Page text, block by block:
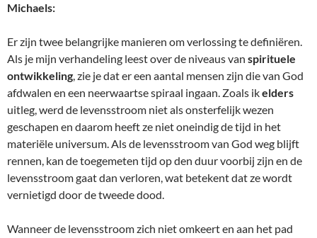
Michaels:
Er zijn twee belangrijke manieren om verlossing te definiëren.
Als je mijn verhandeling leest over de niveaus van spirituele
ontwikkeling, zie je dat er een aantal mensen zijn die van God
afdwalen en een neerwaartse spiraal ingaan. Zoals ikelders
uitleg, werd de levensstroom niet als onsterfelijk wezen
geschapen en daarom heeft ze niet oneindig de tijd in het
materiële universum. Als de levensstroom van God weg blijft
rennen, kan de toegemeten tijd op den duur voorbij zijn en de
levensstroom gaat dan verloren, wat betekent dat ze wordt
vernietigd door de tweede dood.
Wanneer de levensstroom zich niet omkeert en aan het pad